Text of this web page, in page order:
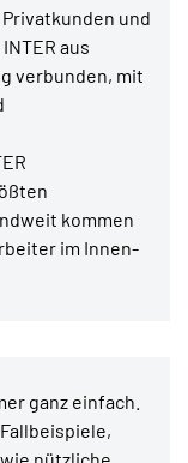
und
aus
verbunden, mit
kommen
im Innen-
ganz einfach.